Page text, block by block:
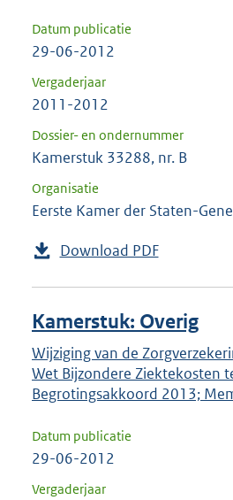
Datum publicatie
29-06-2012
Vergaderjaar
2011-2012
Dossier- en ondernummer
Kamerstuk 33288, nr. B
Organisatie
Eerste Kamer der Staten-
Download PDF
Kamerstuk: Overig
Wijziging van de
Wet Bijzondere Ziektekosten
Begrotingsakkoord 2013;
Datum publicatie
29-06-2012
Vergaderjaar